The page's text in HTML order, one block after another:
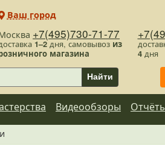
+7(495)730-71-77
1–2дня, самовывоз из
магазина
4дня
Ваш город
Найти
Видеообзоры